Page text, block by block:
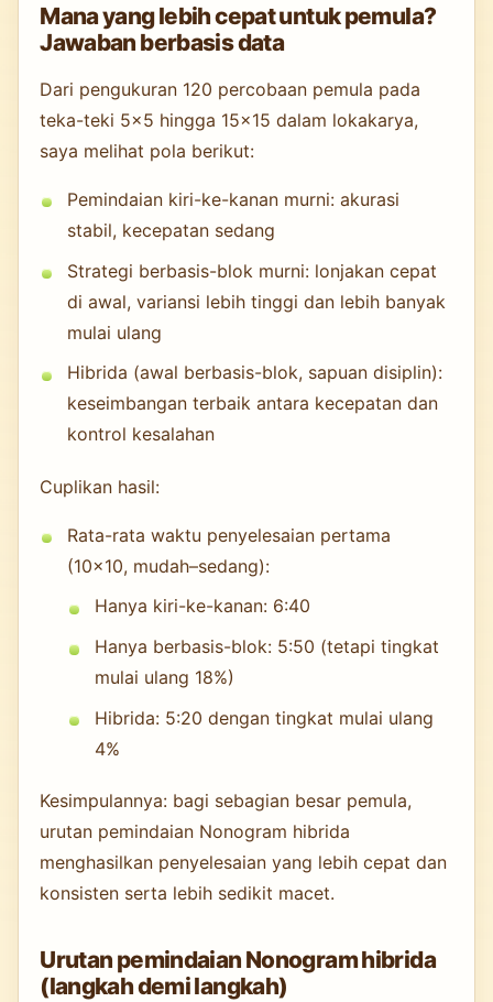
Mana yang lebih cepat untuk pemula?
Jawaban berbasis data
Dari pengukuran 120 percobaan pemula pada
teka-teki 5×5 hingga 15×15 dalam lokakarya,
saya melihat pola berikut:
Pemindaian kiri-ke-kanan murni: akurasi
stabil, kecepatan sedang
Strategi berbasis-blok murni: lonjakan cepat
di awal, variansi lebih tinggi dan lebih banyak
mulai ulang
Hibrida (awal berbasis-blok, sapuan disiplin):
keseimbangan terbaik antara kecepatan dan
kontrol kesalahan
Cuplikan hasil:
Rata-rata waktu penyelesaian pertama
(10×10, mudah–sedang):
Hanya kiri-ke-kanan: 6:40
Hanya berbasis-blok: 5:50 (tetapi tingkat
mulai ulang 18%)
Hibrida: 5:20 dengan tingkat mulai ulang
4%
Kesimpulannya: bagi sebagian besar pemula,
urutan pemindaian Nonogram hibrida
menghasilkan penyelesaian yang lebih cepat dan
konsisten serta lebih sedikit macet.
Urutan pemindaian Nonogram hibrida
(langkah demi langkah)